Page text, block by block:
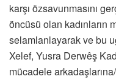
karşı özsavunmasını
öncüsü olan kadınların
selamlanlayarak ve bu
Xelef, Yusra Derwêş
mücadele